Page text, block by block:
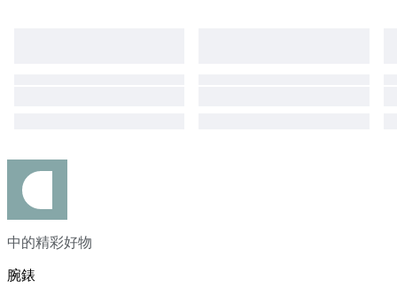
中的精彩好物
腕錶